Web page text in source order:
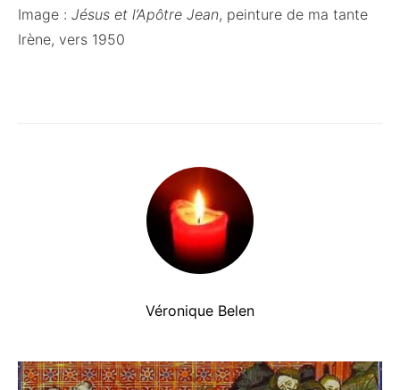
Image : Jésus et l’Apôtre Jean, peinture de ma tante
Irène, vers 1950
Véronique Belen